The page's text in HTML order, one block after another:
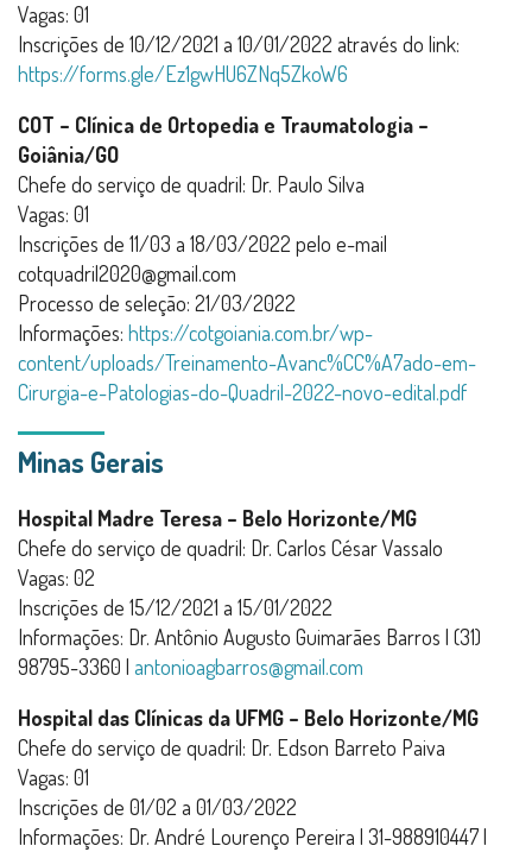
Vagas: 01
Inscrições de 10/12/2021 a 10/01/2022 através do link:
https://forms.gle/Ez1gwHU6ZNq5ZkoW6
COT – Clínica de Ortopedia e Traumatologia –
Goiânia/GO
Chefe do serviço de quadril: Dr. Paulo Silva
Vagas: 01
Inscrições de 11/03 a 18/03/2022 pelo e-mail
cotquadril2020@gmail.com
Processo de seleção: 21/03/2022
Informações: https://cotgoiania.com.br/wp-
content/uploads/Treinamento-Avanc%CC%A7ado-em-
Cirurgia-e-Patologias-do-Quadril-2022-novo-edital.pdf
Minas Gerais
Hospital Madre Teresa – Belo Horizonte/MG
Chefe do serviço de quadril: Dr. Carlos César Vassalo
Vagas: 02
Inscrições de 15/12/2021 a 15/01/2022
Informações: Dr. Antônio Augusto Guimarães Barros | (31)
98795-3360 | antonioagbarros@gmail.com
Hospital das Clínicas da UFMG – Belo Horizonte/MG
Chefe do serviço de quadril: Dr. Edson Barreto Paiva
Vagas: 01
Inscrições de 01/02 a 01/03/2022
Informações: Dr. André Lourenço Pereira | 31-988910447 |